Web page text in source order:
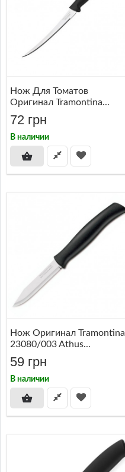
Нож Для Томатов
Оригинал Tramontina...
72 грн
В наличии
Нож Оригинал Tramontina
23080/003 Athus...
59 грн
В наличии